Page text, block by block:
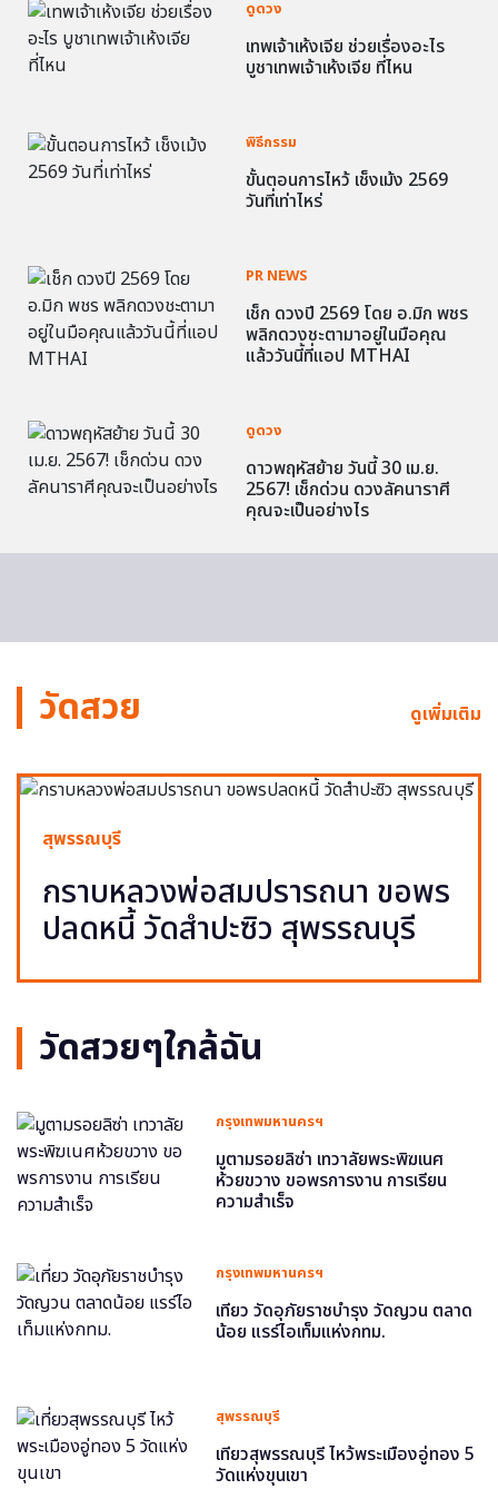
ดูดวง
เทพเจ้าเห้งเจีย ช่วยเรื่องอะไร
บูชาเทพเจ้าเห้งเจีย ที่ไหน
พิธีกรรม
ขั้นตอนการไหว้ เช็งเม้ง 2569
วันที่เท่าไหร่
PR NEWS
เช็ก ดวงปี 2569 โดย อ.มิก พชร
พลิกดวงชะตามาอยู่ในมือคุณ
แล้ววันนี้ที่แอป MTHAI
ดูดวง
ดาวพฤหัสย้าย วันนี้ 30 เม.ย.
2567! เช็กด่วน ดวงลัคนาราศี
คุณจะเป็นอย่างไร
วัดสวย ดูเพิ่มเติม
สุพรรณบุรี
กราบหลวงพ่อสมปรารถนา ขอพร
ปลดหนี้ วัดสำปะซิว สุพรรณบุรี
วัดสวยๆใกล้ฉัน
กรุงเทพมหานครฯ
มูตามรอยลิซ่า เทวาลัยพระพิฆเนศ
ห้วยขวาง ขอพรการงาน การเรียน
ความสำเร็จ
กรุงเทพมหานครฯ
เที่ยว วัดอุภัยราชบำรุง วัดญวน ตลาด
น้อย แรร์ไอเท็มแห่งกทม.
สุพรรณบุรี
เที่ยวสุพรรณบุรี ไหว้พระเมืองอู่ทอง 5
วัดแห่งขุนเขา